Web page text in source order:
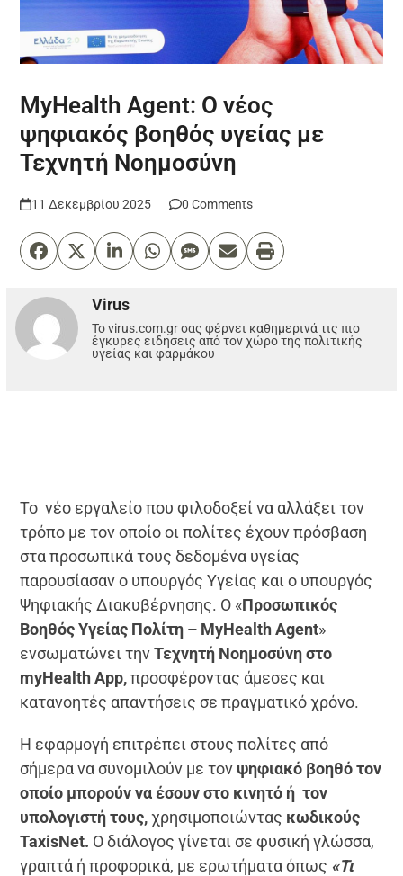
MyHealth Agent: Ο νέος
ψηφιακός βοηθός υγείας με
Τεχνητή Νοημοσύνη
11 Δεκεμβρίου 2025 0 Comments
Virus
Το virus.com.gr σας φέρνει καθημερινά τις πιο
έγκυρες ειδησεις από τον χώρο της πολιτικής
υγείας και φαρμάκου
Το νέο εργαλείο που φιλοδοξεί να αλλάξει τον
τρόπο με τον οποίο οι πολίτες έχουν πρόσβαση
στα προσωπικά τους δεδομένα υγείας
παρουσίασαν ο υπουργός Υγείας και ο υπουργός
Ψηφιακής Διακυβέρνησης. Ο «Προσωπικός
Βοηθός Υγείας Πολίτη – MyHealth Agent»
ενσωματώνει τηνΤεχνητή Νοημοσύνη στο
myHealth App,προσφέροντας άμεσες και
κατανοητές απαντήσεις σε πραγματικό χρόνο.
Η εφαρμογή επιτρέπει στους πολίτες από
σήμερα να συνομιλούν με τονψηφιακό βοηθό τον
οποίο μπορούν να έσουν στο κινητό ή τον
υπολογιστή τους,χρησιμοποιώντας κωδικούς
TaxisNet. Ο διάλογος γίνεται σε φυσική γλώσσα,
γραπτά ή προφορικά, με ερωτήματα όπως «Τι